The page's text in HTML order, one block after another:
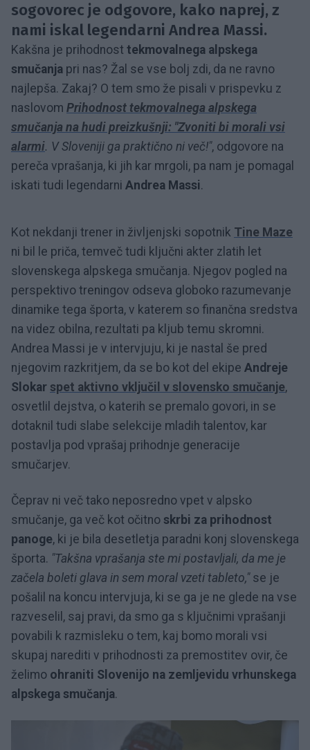
sogovorec je odgovore, kako naprej, z
nami iskal legendarni Andrea Massi.
Kakšna je prihodnost tekmovalnega alpskega
smučanja pri nas? Žal se vse bolj zdi, da ne ravno
najlepša. Zakaj? O tem smo že pisali v prispevku z
naslovom Prihodnost tekmovalnega alpskega
smučanja na hudi preizkušnji: "Zvoniti bi morali vsi
alarmi. V Sloveniji ga praktično ni več!", odgovore na
pereča vprašanja, ki jih kar mrgoli, pa nam je pomagal
iskati tudi legendarni Andrea Massi.
Kot nekdanji trener in življenjski sopotnik Tine Maze
ni bil le priča, temveč tudi ključni akter zlatih let
slovenskega alpskega smučanja. Njegov pogled na
perspektivo treningov odseva globoko razumevanje
dinamike tega športa, v katerem so finančna sredstva
na videz obilna, rezultati pa kljub temu skromni.
Andrea Massi je v intervjuju, ki je nastal še pred
njegovim razkritjem, da se bo kot del ekipe Andreje
Slokar spet aktivno vključil v slovensko smučanje,
osvetlil dejstva, o katerih se premalo govori, in se
dotaknil tudi slabe selekcije mladih talentov, kar
postavlja pod vprašaj prihodnje generacije
smučarjev.
Čeprav ni več tako neposredno vpet v alpsko
smučanje, ga več kot očitno skrbi za prihodnost
panoge, ki je bila desetletja paradni konj slovenskega
športa. "Takšna vprašanja ste mi postavljali, da me je
začela boleti glava in sem moral vzeti tableto,"se je
pošalil na koncu intervjuja, ki se ga je ne glede na vse
razveselil, saj pravi, da smo ga s ključnimi vprašanji
povabili k razmisleku o tem, kaj bomo morali vsi
skupaj narediti v prihodnosti za premostitev ovir, če
želimo ohraniti Slovenijo na zemljevidu vrhunskega
alpskega smučanja.